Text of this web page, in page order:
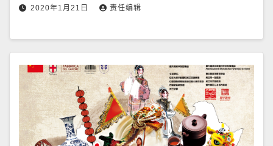
2020年1月21日 责任编辑